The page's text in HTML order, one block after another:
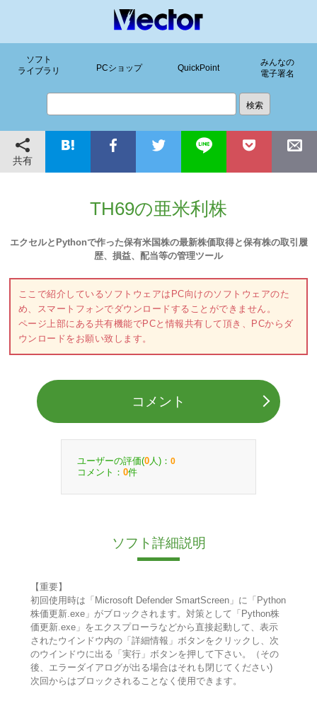
ソフト
ライブラリ
PCショップ QuickPoint
みんなの
電子署名
共有
TH69の亜米利株
エクセルとPythonで作った保有米国株の最新株価取得と保有株の取引履
歴、損益、配当等の管理ツール
ここで紹介しているソフトウェアはPC向けのソフトウェアのた
め、スマートフォンでダウンロードすることができません。
ページ上部にある共有機能でPCと情報共有して頂き、PCからダ
ウンロードをお願い致します。
コメント
ユーザーの評価(0 人)： 0
コメント： 0件
ソフト詳細説明
【重要】
初回使用時は「Microsoft Defender SmartScreen」に「Python
株価更新.exe」がブロックされます。対策として「Python株
価更新.exe」をエクスプローラなどから直接起動して、表示
されたウインドウ内の「詳細情報」ボタンをクリックし、次
のウインドウに出る「実行」ボタンを押して下さい。（その
後、エラーダイアログが出る場合はそれも閉じてください)
次回からはブロックされることなく使用できます。